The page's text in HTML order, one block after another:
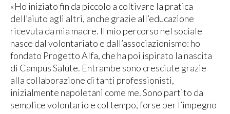
«Ho iniziato fin da piccolo a coltivare la pratica
dell’aiuto agli altri, anche grazie all’educazione
ricevuta da mia madre. Il mio percorso nel sociale
nasce dal volontariato e dall’associazionismo: ho
fondato Progetto Alfa, che ha poi ispirato la nascita
di Campus Salute. Entrambe sono cresciute grazie
alla collaborazione di tanti professionisti,
inizialmente napoletani come me. Sono partito da
semplice volontario e col tempo, forse per l’impegno